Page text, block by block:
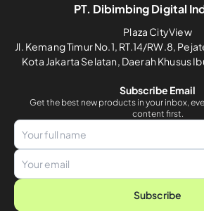
PT. Dibimbing Digital
Plaza CityView
Jl. Kemang Timur No.1, RT.14/RW.8,
Kota Jakarta Selatan, Daerah Khusus
Subscribe Email
Get the best new products in your inbox,
content first.
Subscribe